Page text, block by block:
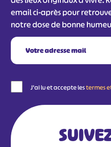
email ci-après pour
notre dose de bonne
J'ai lu et accepte lestermes